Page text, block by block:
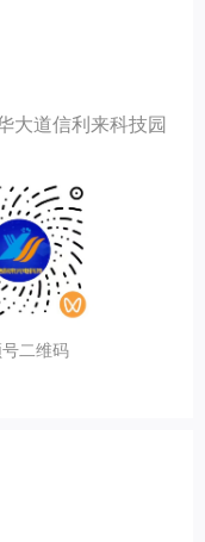
大道信利来科技园
二维码